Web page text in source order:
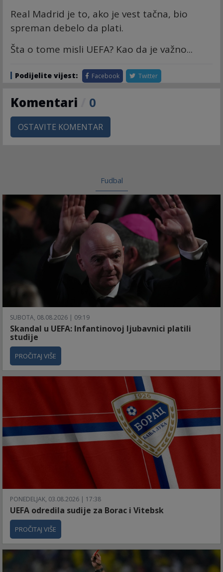
Real Madrid je to, ako je vest tačna, bio
spreman debelo da plati.
Šta o tome misli UEFA? Kao da je važno...
Podijelite vijest: Facebook Twitter
Komentari 0
OSTAVITE KOMENTAR
Fudbal
SUBOTA, 08.08.2026 | 09:19
Skandal u UEFA: Infantinovoj ljubavnici platili
studije
PROČITAJ VIŠE
PONEDELJAK, 03.08.2026 | 17:38
UEFA odredila sudije za Borac i Vitebsk
PROČITAJ VIŠE